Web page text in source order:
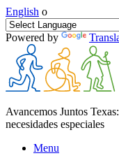
English o
Powered by
Avancemos Juntos
necesidades especiales
Menu